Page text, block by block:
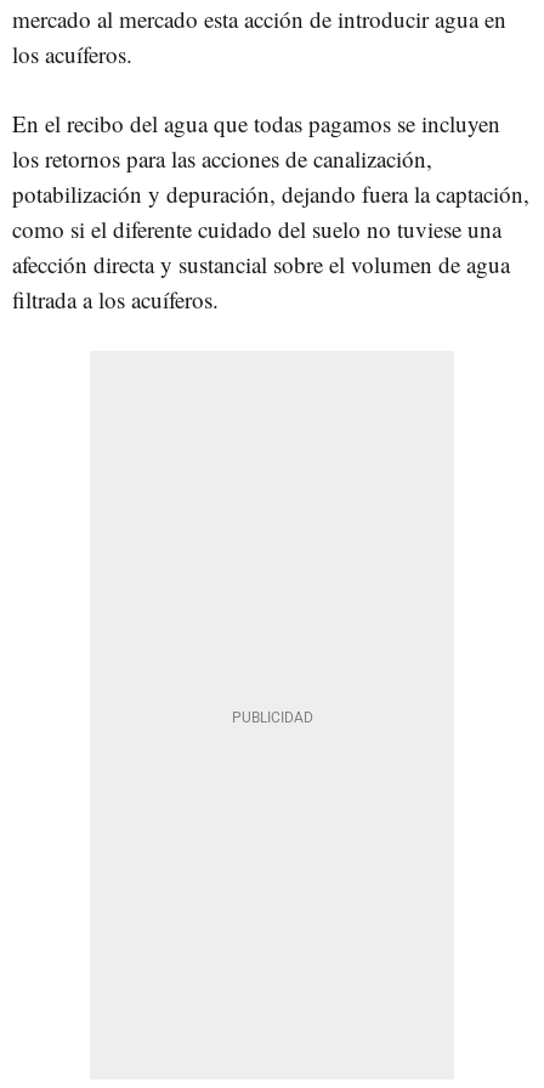
mercado al mercado esta acción de introducir agua en
los acuíferos.
En el recibo del agua que todas pagamos se incluyen
los retornos para las acciones de canalización,
potabilización y depuración, dejando fuera la captación,
como si el diferente cuidado del suelo no tuviese una
afección directa y sustancial sobre el volumen de agua
filtrada a los acuíferos.